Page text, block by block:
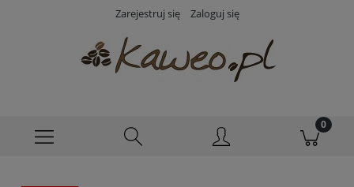
Zarejestruj się Zaloguj się